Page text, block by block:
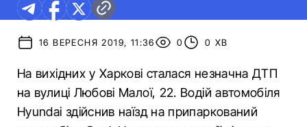
16 ВЕРЕСНЯ 2019, 11:36 0 0 ХВ
На вихідних у Харкові сталася незначна ДТП
на вулиці Любові Малої, 22. Водій автомобіля
Hyundai здійснив наїзд на припаркований